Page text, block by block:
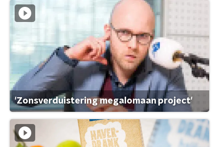
'Zonsverduistering megalomaan project'